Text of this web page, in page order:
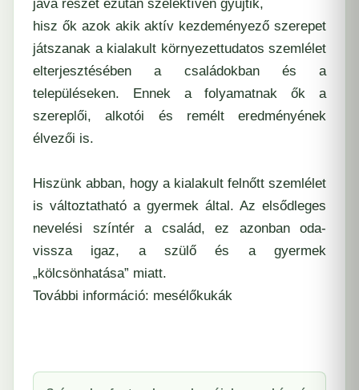
java részét ezután szelektíven gyűjtik,
hisz ők azok akik aktív kezdeményező szerepet
játszanak a kialakult környezettudatos szemlélet
elterjesztésében a családokban és a
településeken. Ennek a folyamatnak ők a
szereplői, alkotói és remélt eredményének
élvezői is.
Hiszünk abban, hogy a kialakult felnőtt szemlélet
is változtatható a gyermek által. Az elsődleges
nevelési színtér a család, ez azonban oda-
vissza igaz, a szülő és a gyermek
„kölcsönhatása” miatt.
További információ: mesélőkukák